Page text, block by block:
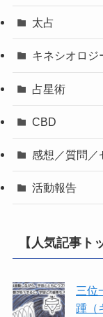
太占
キネシオロジ
占星術
CBD
感想／質問／
活動報告
【人気記事ト
三位
踵（